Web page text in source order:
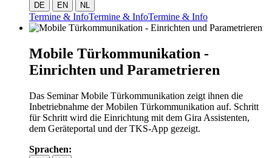
DE EN NL
Termine & InfoTermine & InfoTermine & Info
Mobile Türkommunikation -
Einrichten und Parametrieren
Das Seminar Mobile Türkommunikation zeigt ihnen die
Inbetriebnahme der Mobilen Türkommunikation auf. Schritt
für Schritt wird die Einrichtung mit dem Gira Assistenten,
dem Geräteportal und der TKS-App gezeigt.
Sprachen: